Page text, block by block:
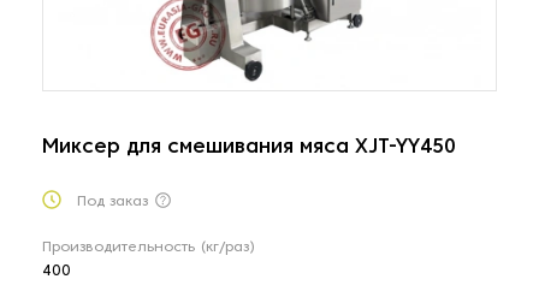
Миксер для смешивания мяса XJT-YY450
Под заказ
Производительность (кг/раз)
400